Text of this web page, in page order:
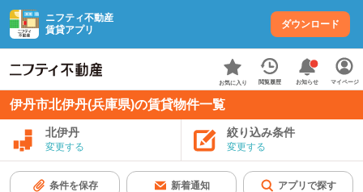
ニフティ不動産
賃貸アプリ
ダウンロード
お気に入り 閲覧履歴 お知らせ マイページ
伊丹市北伊丹(兵庫県)の賃貸物件一覧
北伊丹
変更する
絞り込み条件
変更する
条件を保存 新着通知 アプリで探す